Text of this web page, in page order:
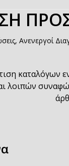
,Ανενεργοί
καταλόγων
λοιπών